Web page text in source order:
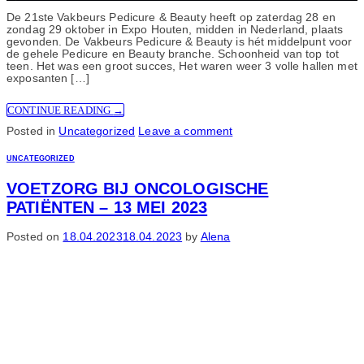
De 21ste Vakbeurs Pedicure & Beauty heeft op zaterdag 28 en
zondag 29 oktober in Expo Houten, midden in Nederland, plaats
gevonden. De Vakbeurs Pedicure & Beauty is hét middelpunt voor
de gehele Pedicure en Beauty branche. Schoonheid van top tot
teen. Het was een groot succes, Het waren weer 3 volle hallen met
exposanten […]
CONTINUE READING →
Posted in Uncategorized Leave a comment
UNCATEGORIZED
VOETZORG BIJ ONCOLOGISCHE
PATIËNTEN – 13 MEI 2023
Posted on 18.04.202318.04.2023 by Alena